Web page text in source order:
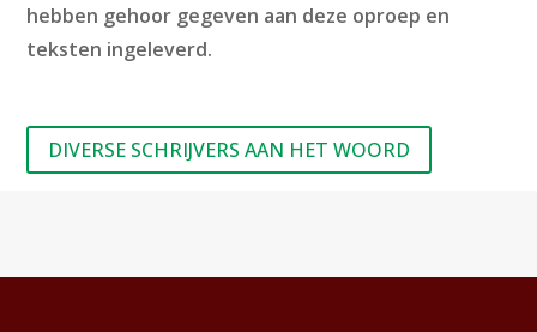
hebben gehoor gegeven aan deze oproep en
teksten ingeleverd.
DIVERSE SCHRIJVERS AAN HET WOORD